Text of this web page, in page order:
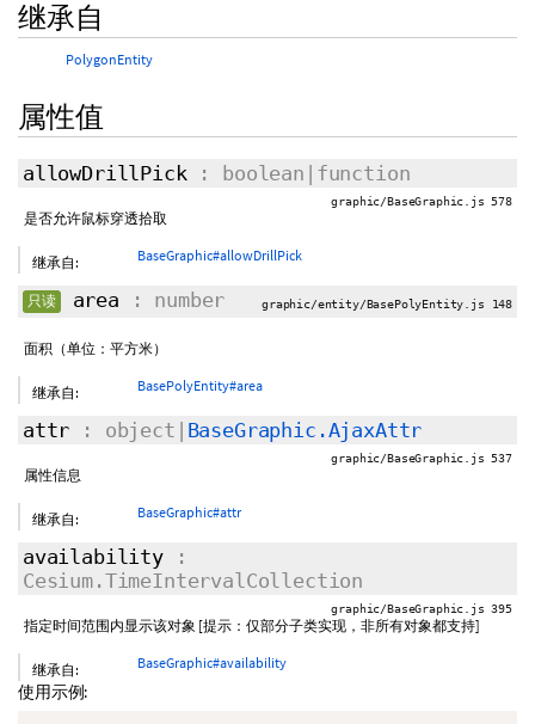
继承自
PolygonEntity
属性值
allowDrillPick: boolean|function
graphic/BaseGraphic.js 578
是否允许鼠标穿透拾取
继承自: BaseGraphic#allowDrillPick
只读 area : number graphic/entity/BasePolyEntity.js 148
面积（单位：平方米）
继承自: BasePolyEntity#area
attr : object| BaseGraphic.AjaxAttr
graphic/BaseGraphic.js 537
属性信息
继承自: BaseGraphic#attr
availability:
Cesium.TimeIntervalCollection
graphic/BaseGraphic.js 395
指定时间范围内显示该对象 [提示：仅部分子类实现，非所有对象都支持]
继承自: BaseGraphic#availability
使用示例: